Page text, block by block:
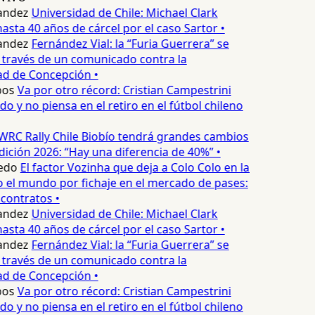
Universidad de Chile: Michael Clark
40 años de cárcel por el caso Sartor •
Fernández Vial: la “Furia Guerrera” se
de un comunicado contra la
de Concepción •
Va por otro récord: Cristian Campestrini
y no piensa en el retiro en el fútbol chileno
Rally Chile Biobío tendrá grandes cambios
2026: “Hay una diferencia de 40%” •
El factor Vozinha que deja a Colo Colo en la
mundo por fichaje en el mercado de pases:
•
Universidad de Chile: Michael Clark
40 años de cárcel por el caso Sartor •
Fernández Vial: la “Furia Guerrera” se
de un comunicado contra la
de Concepción •
Va por otro récord: Cristian Campestrini
y no piensa en el retiro en el fútbol chileno